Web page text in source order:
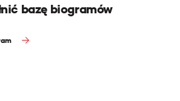
bazę biogramów